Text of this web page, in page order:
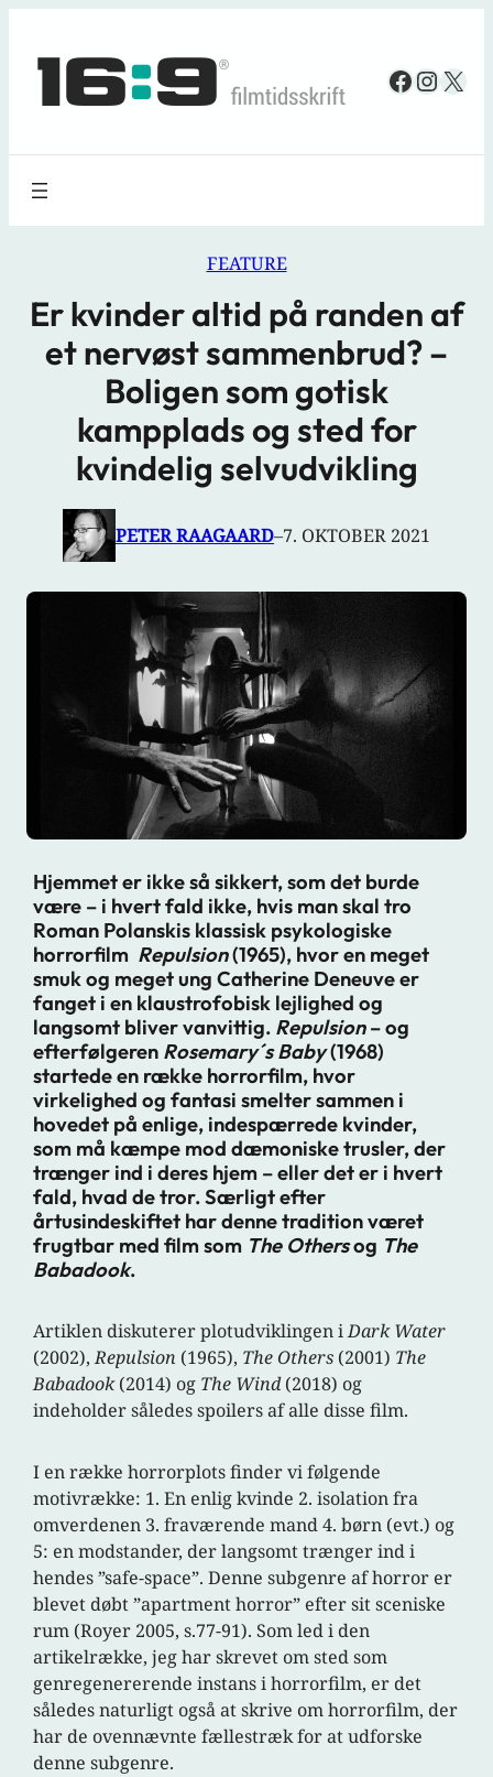
indhold
X
FEATURE
Er kvinder altid på randen af
et nervøst sammenbrud? –
Boligen som gotisk
kampplads og sted for
kvindelig selvudvikling
PETER RAAGAARD–7. OKTOBER 2021
Hjemmet er ikke så sikkert, som det burde
være – i hvert fald ikke, hvis man skal tro
Roman Polanskis klassisk psykologiske
horrorfilm Repulsion(1965), hvor en meget
smuk og meget ung Catherine Deneuve er
fanget i en klaustrofobisk lejlighed og
langsomt bliver vanvittig. Repulsion– og
efterfølgeren Rosemary´s Baby(1968)
startede en række horrorfilm, hvor
virkelighed og fantasi smelter sammen i
hovedet på enlige, indespærrede kvinder,
som må kæmpe mod dæmoniske trusler, der
trænger ind i deres hjem – eller det er i hvert
fald, hvad de tror. Særligt efter
årtusindeskiftet har denne tradition været
frugtbar med film som The Othersog The
Babadook.
Artiklen diskuterer plotudviklingen iDark Water
(2002),Repulsion (1965), The Others (2001) The
Babadook(2014) og The Wind(2018) og
indeholder således spoilers af alle disse film.
I en række horrorplots finder vi følgende
motivrække: 1. En enlig kvinde 2. isolation fra
omverdenen 3. fraværende mand 4. børn (evt.) og
5: en modstander, der langsomt trænger ind i
hendes ”safe-space”. Denne subgenre af horror er
blevet døbt ”apartment horror” efter sit sceniske
rum (Royer 2005, s.77-91). Som led i den
artikelrække, jeg har skrevet om sted som
genregenererende instans i horrorfilm, er det
således naturligt også at skrive om horrorfilm, der
har de ovennævnte fællestræk for at udforske
denne subgenre.